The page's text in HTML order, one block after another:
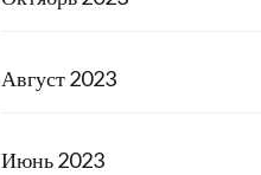
Август 2023
Июнь 2023